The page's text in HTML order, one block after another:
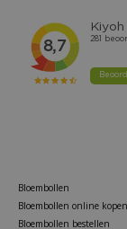
Bloembollen
Bloembollen online kopen
Bloembollen bestellen